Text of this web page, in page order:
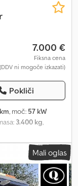
7.000 €
Fiksna cena
(DDV ni mogoče izkazati)
Pokliči
, moč: 57 kW
3.400 kg,
tovornega prostora:
in je v dobrem
slik in
oglejte si
Mali oglas